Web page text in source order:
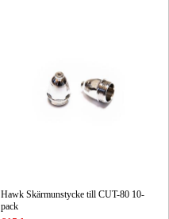
Hawk Skärmunstycke till CUT-80 10-
pack